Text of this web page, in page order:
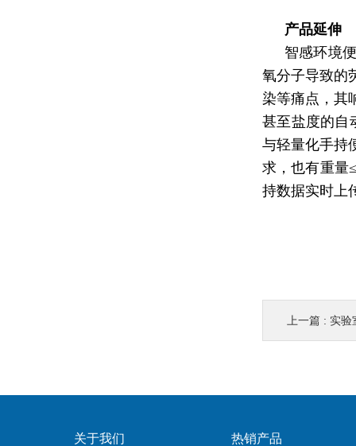
产品延伸
智感环境
氧分子导致的
染等痛点，其
甚至盐度的自
与轻量化手持
求，也有重量
持数据实时上
上一篇 : 实验室
关于我们 热销产品